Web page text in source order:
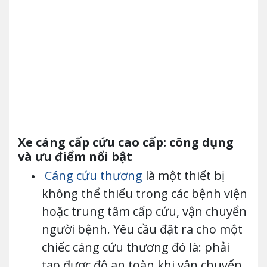
Xe cáng cấp cứu cao cấp: công dụng
và ưu điểm nổi bật
Cáng cứu thương là một thiết bị
không thể thiếu trong các bệnh viện
hoặc trung tâm cấp cứu, vận chuyển
người bệnh. Yêu cầu đặt ra cho một
chiếc cáng cứu thương đó là: phải